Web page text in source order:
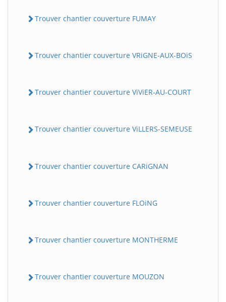
Trouver chantier couverture FUMAY
Trouver chantier couverture VRiGNE-AUX-BOiS
Trouver chantier couverture ViViER-AU-COURT
Trouver chantier couverture ViLLERS-SEMEUSE
Trouver chantier couverture CARiGNAN
Trouver chantier couverture FLOiNG
Trouver chantier couverture MONTHERME
Trouver chantier couverture MOUZON